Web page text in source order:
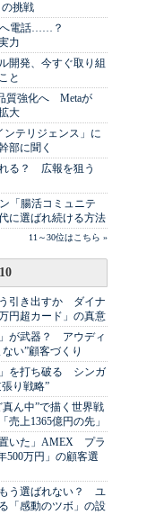
挑戦
へ電話……？
力
開発、今すぐ取り組
と
質強化へ Metaが
大
ンテリジェンス」に
部に聞く
る？ 広報を狙う
「腸活コミュニテ
に選ばれ続ける方法
11～30位はこちら »
引き出すか ダイナ
円超カード」の真意
が武器？ アウディ
い”顧客づくり
」を打ち破る シンガ
り戦略”
ん中”で描く世界戦
上1365億円の先」
置いた」AMEX プラ
500万円」の顧客選
もう選ばれない？ ユ
「感動のツボ」の設